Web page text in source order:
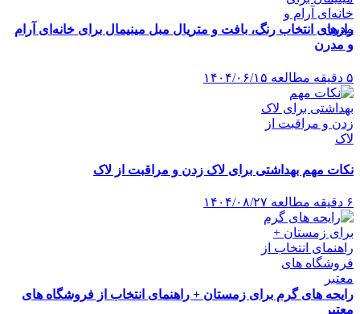
رازهای انتخاب رنگ، بافت و متریال مبل مینیمال برای خانه‌ای آرام
و مدرن
۵ دقیقه مطالعه ۱۴۰۴/۰۶/۱۵
نکات مهم بهداشتی برای لاک زدن و مراقبت از لاک
۶ دقیقه مطالعه ۱۴۰۴/۰۸/۲۷
رایحه های گرم برای زمستان + راهنمای انتخاب از فروشگاه های
معتبر